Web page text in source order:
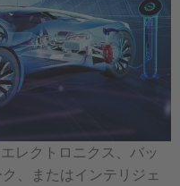
レクトロニクス、バッ
、またはインテリジェ